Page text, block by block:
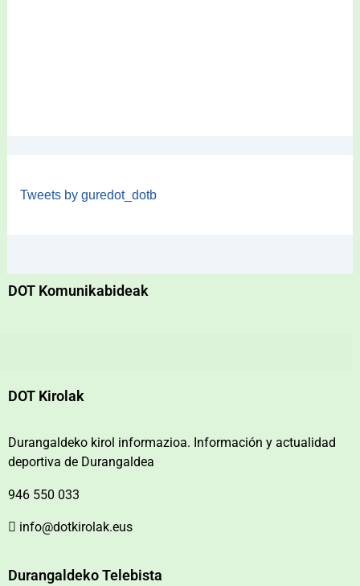
Tweets by guredot_dotb
DOT Komunikabideak
DOT Kirolak
Durangaldeko kirol informazioa. Información y actualidad
deportiva de Durangaldea
946 550 033
info@dotkirolak.eus
Durangaldeko Telebista